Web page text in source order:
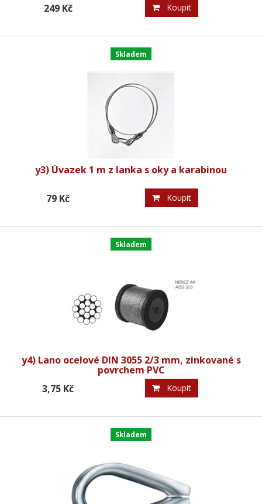
249 Kč Koupit
y3) Úvazek 1 m z lanka s oky a karabinou
Skladem
79 Kč Koupit
y4) Lano ocelové DIN 3055 2/3 mm, zinkované s
povrchem PVC
Skladem
3,75 Kč Koupit
Skladem